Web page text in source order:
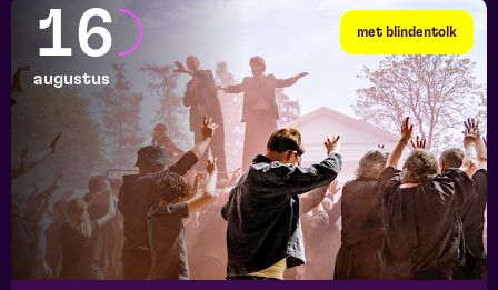
met blindentolk
16
augustus